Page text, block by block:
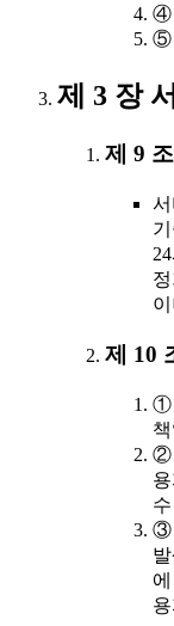
④
⑤
제 3 장
제 9
제 10
①
②
③